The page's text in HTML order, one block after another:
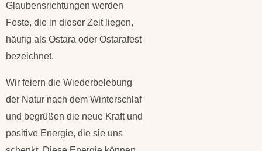
Glaubensrichtungen werden
Feste, die in dieser Zeit liegen,
häufig als Ostara oder Ostarafest
bezeichnet.
Wir feiern die Wiederbelebung
der Natur nach dem Winterschlaf
und begrüßen die neue Kraft und
positive Energie, die sie uns